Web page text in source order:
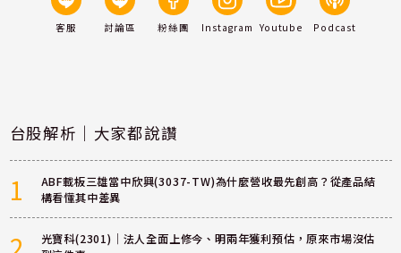
客服 討論區 粉絲團 Instagram Youtube Podcast
台股解析｜大家都說讚
1
ABF載板三雄當中欣興(3037-TW)為什麼營收最先創高？從產品結
構看懂其中差異
光寶科(2301)｜法人全面上修今、明兩年獲利預估，原來市場沒估